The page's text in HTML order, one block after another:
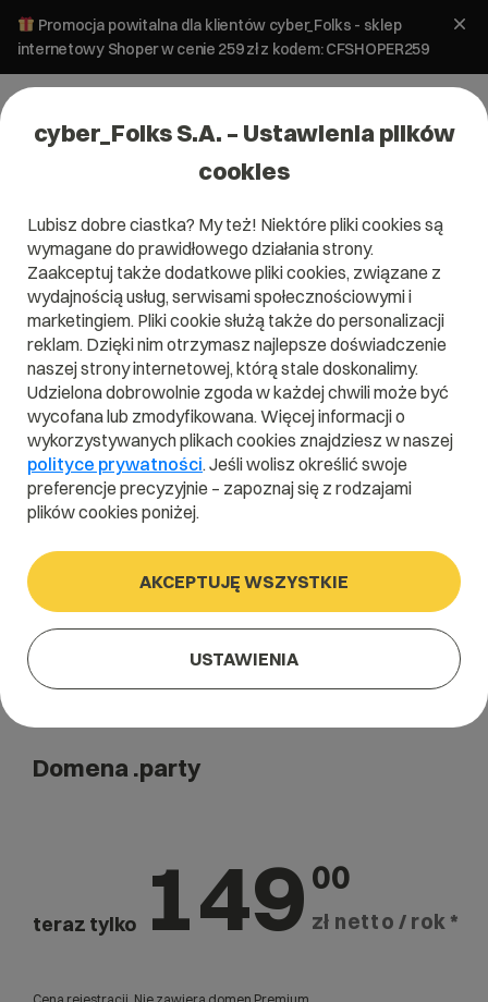
Promocja powitalna dla klientów cyber_Folks - sklep
internetowy Shoper w cenie 259 zł z kodem: CFSHOPER259
Domena .party
Uświetni Twoją imprezę
.party
Szukaj
Domena .party
teraz tylko 149 00
zł netto / rok *
cyber_Folks S.A. – Ustawienia plików
cookies
Lubisz dobre ciastka? My też! Niektóre pliki cookies są
wymagane do prawidłowego działania strony.
Zaakceptuj także dodatkowe pliki cookies, związane z
wydajnością usług, serwisami społecznościowymi i
marketingiem. Pliki cookie służą także do personalizacji
reklam. Dzięki nim otrzymasz najlepsze doświadczenie
naszej strony internetowej, którą stale doskonalimy.
Udzielona dobrowolnie zgoda w każdej chwili może być
wycofana lub zmodyfikowana. Więcej informacji o
wykorzystywanych plikach cookies znajdziesz w naszej
polityce prywatności. Jeśli wolisz określić swoje
preferencje precyzyjnie – zapoznaj się z rodzajami
plików cookies poniżej.
AKCEPTUJĘ WSZYSTKIE
USTAWIENIA